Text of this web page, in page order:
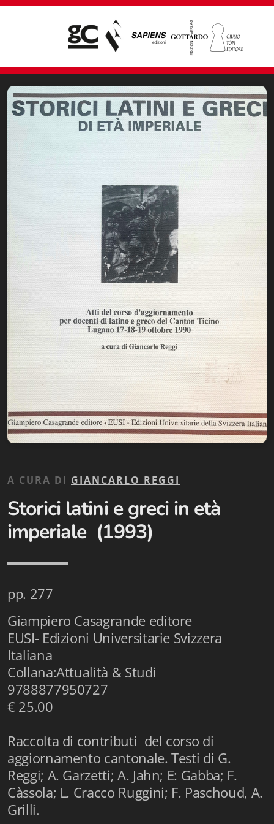
A CURA DI GIANCARLO REGGI
Storici latini e greci in età
imperiale (1993)
pp. 277
Giampiero Casagrande editore
EUSI- Edizioni Universitarie Svizzera
Italiana
Collana:Attualità & Studi
9788877950727
€ 25.00
Raccolta di contributi del corso di
aggiornamento cantonale. Testi di G.
Reggi; A. Garzetti; A. Jahn; E: Gabba; F.
Càssola; L. Cracco Ruggini; F. Paschoud, A.
Grilli.
Giampiero Casagrande editore
Biblioteca letteraria Nord-Sud
Attualità & Studi
Collana di Lugano
Cymbae
Dibattiti & Documenti
EJO- European Journalism Observatory
Immagini & Arte
Incontro con
iQuaderni - fondazioneculturalecollinadoro
Libella
Maestri della Pietra
Oltre le frontiere
Storia
Testi scolastici
Varia
Fidia edizioni d'arte